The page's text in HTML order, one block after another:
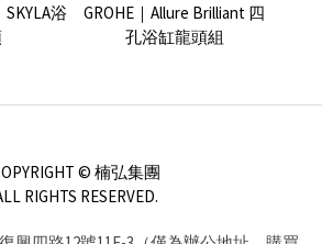
浴
GROHE｜Allure Brilliant 四
孔浴缸龍頭組
© 楠弘集團
RIGHTS RESERVED.